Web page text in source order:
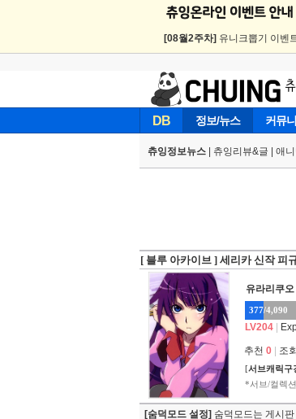
[08월2주차] 유니크뽑기 이벤
DB 정보/뉴스 커뮤
츄잉정보뉴스 츄잉리뷰&글 애
[ 블루 아카이브 ] 세리카 신작 피
유라리쿠오
377/4,090
LV204
추천 0 조회
[서브캐릭구
*서브/컬렉
[숨덕모드 설정] 숨덕모드는 게시